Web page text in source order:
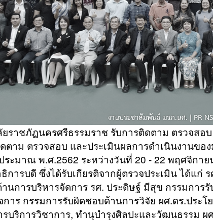
ราชภัฏนครศรีธรรมราช รับการติดตาม ตรวจสอ
ตาม ตรวจสอบ และประเมินผลการดำเนินงานข
ระมาณ พ.ศ.2562 ระหว่างวันที่ 20 - 22 พฤศจิก
การบดี ซึ่งได้รับเกียรติจากผู้ตรวจประเมิน ได้แก่
นการบริหารจัดการ รศ. ประดิษฐ์ มีสุข กรรมกา
การ กรรมการรับผิดชอบด้านการวิจัย ผศ.ดร.ประ
บริการวิชาการ, ทำนุบำรุงศิลปะและวัฒนธรรม